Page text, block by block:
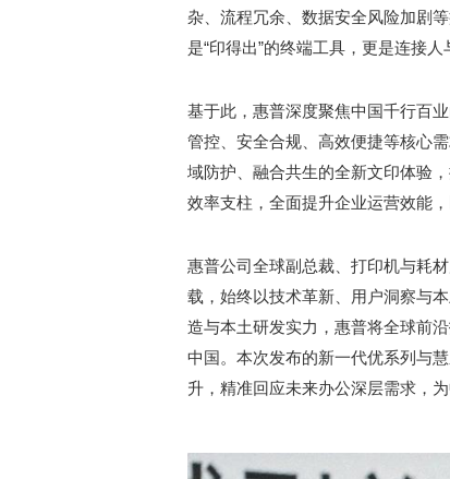
杂、流程冗余、数据安全风险加剧
是“印得出”的终端工具，更是连接
基于此，惠普深度聚焦中国千行百
管控、安全合规、高效便捷等核心
域防护、融合共生的全新文印体验
效率支柱，全面提升企业运营效能
惠普公司全球副总裁、打印机与耗
载，始终以技术革新、用户洞察与
造与本土研发实力，惠普将全球前
中国。本次发布的新一代优系列与
升，精准回应未来办公深层需求，